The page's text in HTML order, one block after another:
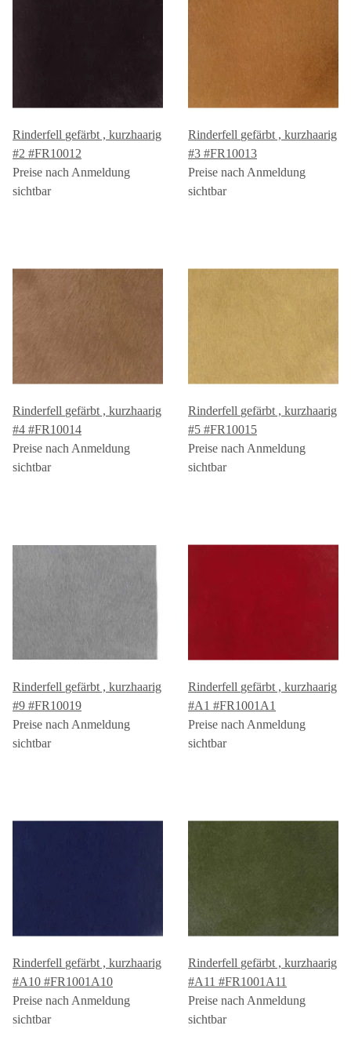
Rinderfell gefärbt , kurzhaarig
#2 #FR10012
Preise nach Anmeldung
sichtbar
Rinderfell gefärbt , kurzhaarig
#3 #FR10013
Preise nach Anmeldung
sichtbar
Rinderfell gefärbt , kurzhaarig
#4 #FR10014
Preise nach Anmeldung
sichtbar
Rinderfell gefärbt , kurzhaarig
#5 #FR10015
Preise nach Anmeldung
sichtbar
Rinderfell gefärbt , kurzhaarig
#9 #FR10019
Preise nach Anmeldung
sichtbar
Rinderfell gefärbt , kurzhaarig
#A1 #FR1001A1
Preise nach Anmeldung
sichtbar
Rinderfell gefärbt , kurzhaarig
#A10 #FR1001A10
Preise nach Anmeldung
sichtbar
Rinderfell gefärbt , kurzhaarig
#A11 #FR1001A11
Preise nach Anmeldung
sichtbar